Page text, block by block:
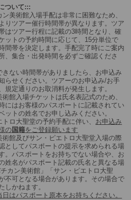
ついて:::
美術館入場手配は非常に困難なため、
りツアー催行時間帯が異なります。ツア
はツアー行程に記載の3時間となり、確
ットの予約時間に応じて、15分単位で
間帯を決定します。手配完了時にご案内
、集合・出発時間を必ずご確認くださ
きない時間帯がありましたら、お申込み
らせください。ツアーのお申込み/お手
規定通りのお取消料が発生します。
館入場チケットは氏名表記式のため、
にはお客様のパスポートに記載されてい
ットの姓名でお申し込みください。
ロ大聖堂の予約手配に伴い、 お申込み
の国籍をご登録願います
術館及びサン・ピエトロ大聖堂入場の際
としてパスポートの提示を求められる場
。パスポートをお持ちでない場合や、お
姓名がパスポート記載の氏名と異なる場
カン美術館」「サン・ピエトロ大聖
不可となる場合があります。その場合で
しかねます。
日はパスポート原本をお持ちください。